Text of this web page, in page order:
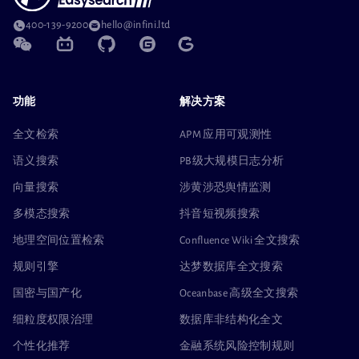
400-139-9200 hello@infini.ltd
功能
全文检索
语义搜索
向量搜索
多模态搜索
地理空间位置检索
规则引擎
国密与国产化
细粒度权限治理
个性化推荐
解决方案
APM 应用可观测性
PB级大规模日志分析
涉黄涉恐舆情监测
抖音短视频搜索
Confluence Wiki 全文搜索
达梦数据库全文搜索
Oceanbase 高级全文搜索
数据库非结构化全文
金融系统风险控制规则